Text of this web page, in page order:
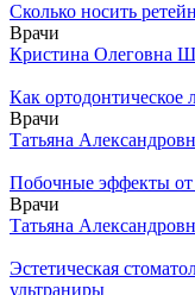
Сколько носить
Врачи
Кристина Олеговна
Как ортодонтическое
Врачи
Татьяна
Побочные эффекты от
Врачи
Татьяна
Эстетическая
ультраниры